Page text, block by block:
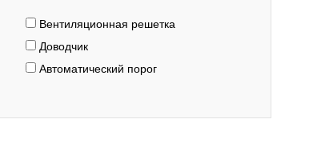
Вентиляционная решетка
Доводчик
Автоматический порог